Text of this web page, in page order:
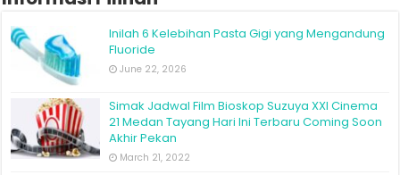
Inilah 6 Kelebihan Pasta Gigi yang Mengandung
Fluoride
June 22, 2026
Simak Jadwal Film Bioskop Suzuya XXI Cinema
21 Medan Tayang Hari Ini Terbaru Coming Soon
Akhir Pekan
March 21, 2022